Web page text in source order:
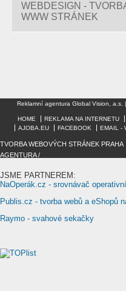
WEBDESIGN -
WWW STRÁNEK
Reklamní agentura Global Vision,
HOME REKLAMA NA INTERNETU
AJOBA.EU
FACEBOOK EMAIL -
TVORBA WEBOVÝCH STRÁNEK PRAHA
AGENTURA /
JSME PARTNEREM:
NaOperák.cz - srovnávač
Publis.cz - tvorba webů a eShopů
Raymo - svahové sekačky